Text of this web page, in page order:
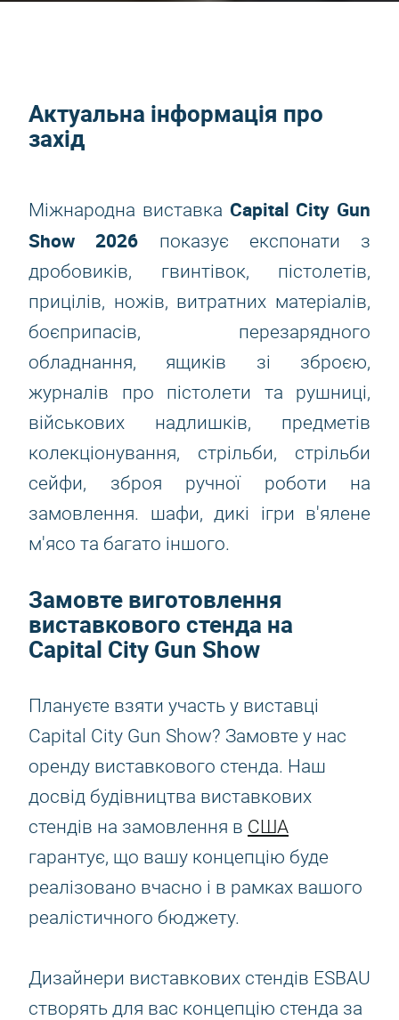
Актуальна інформація про
захід
Міжнародна виставка Capital City Gun
Show 2026 показує експонати з
дробовиків, гвинтівок, пістолетів,
прицілів, ножів, витратних матеріалів,
боєприпасів, перезарядного
обладнання, ящиків зі зброєю,
журналів про пістолети та рушниці,
військових надлишків, предметів
колекціонування, стрільби, стрільби
сейфи, зброя ручної роботи на
замовлення. шафи, дикі ігри в'ялене
м'ясо та багато іншого.
Замовте виготовлення
виставкового стенда на
Capital City Gun Show
Плануєте взяти участь у виставці
Capital City Gun Show? Замовте у нас
оренду виставкового стенда. Наш
досвід будівництва виставкових
стендів на замовлення в США
гарантує, що вашу концепцію буде
реалізовано вчасно і в рамках вашого
реалістичного бюджету.
Дизайнери виставкових стендів ESBAU
створять для вас концепцію стенда за